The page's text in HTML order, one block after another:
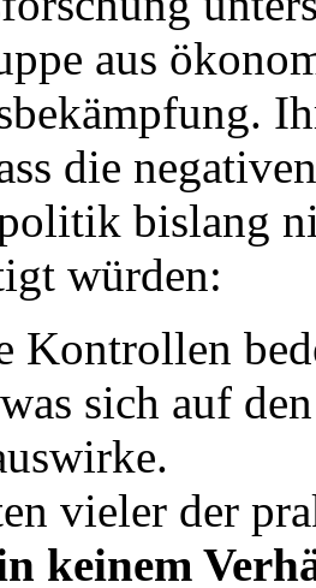
aus
die
bislang
würden:
Kontrollen
sich auf
vieler der
keinem